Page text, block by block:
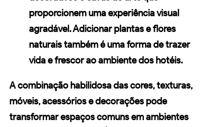
proporcionem uma experiência visual
agradável. Adicionar plantas e flores
naturais também é uma forma de trazer
vida e frescor ao ambiente dos hotéis.
A combinação habilidosa das cores, texturas,
móveis, acessórios edecorações pode
transformar espaços comuns em ambientes